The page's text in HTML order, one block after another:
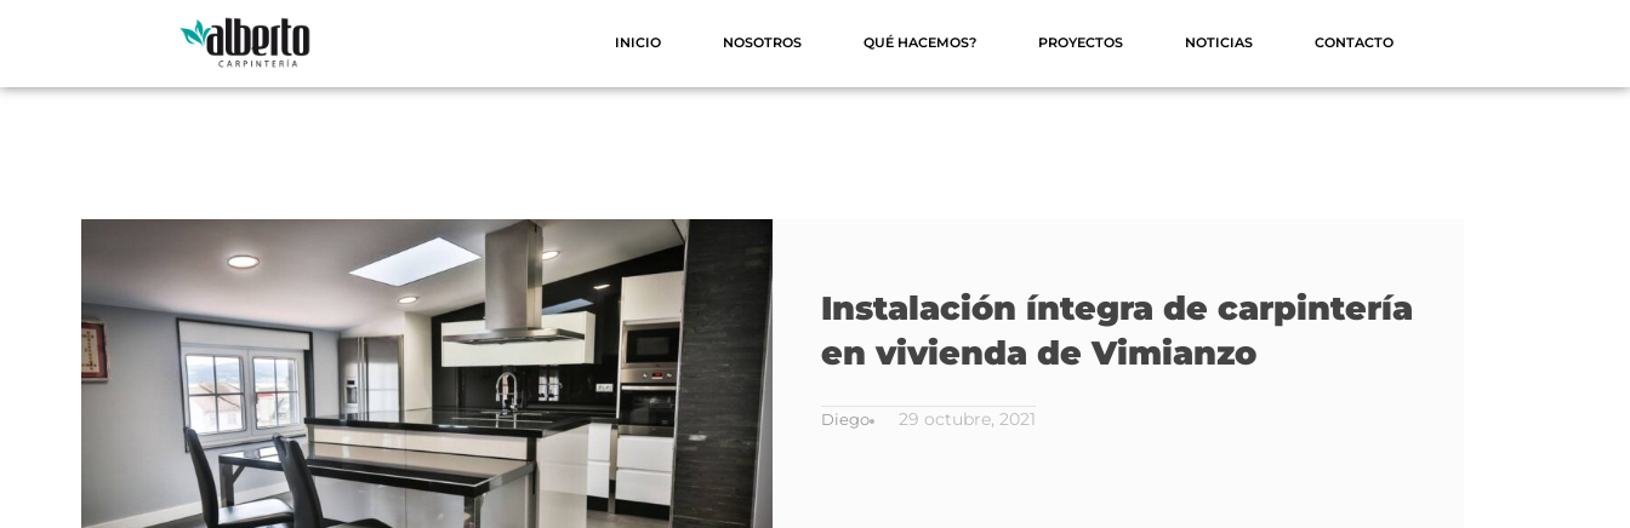
INICIO NOSOTROS QUÉ HACEMOS? PROYECTOS NOTICIAS CONTACTO
Instalación íntegra de carpintería
en vivienda de Vimianzo
Diego 29 octubre, 2021